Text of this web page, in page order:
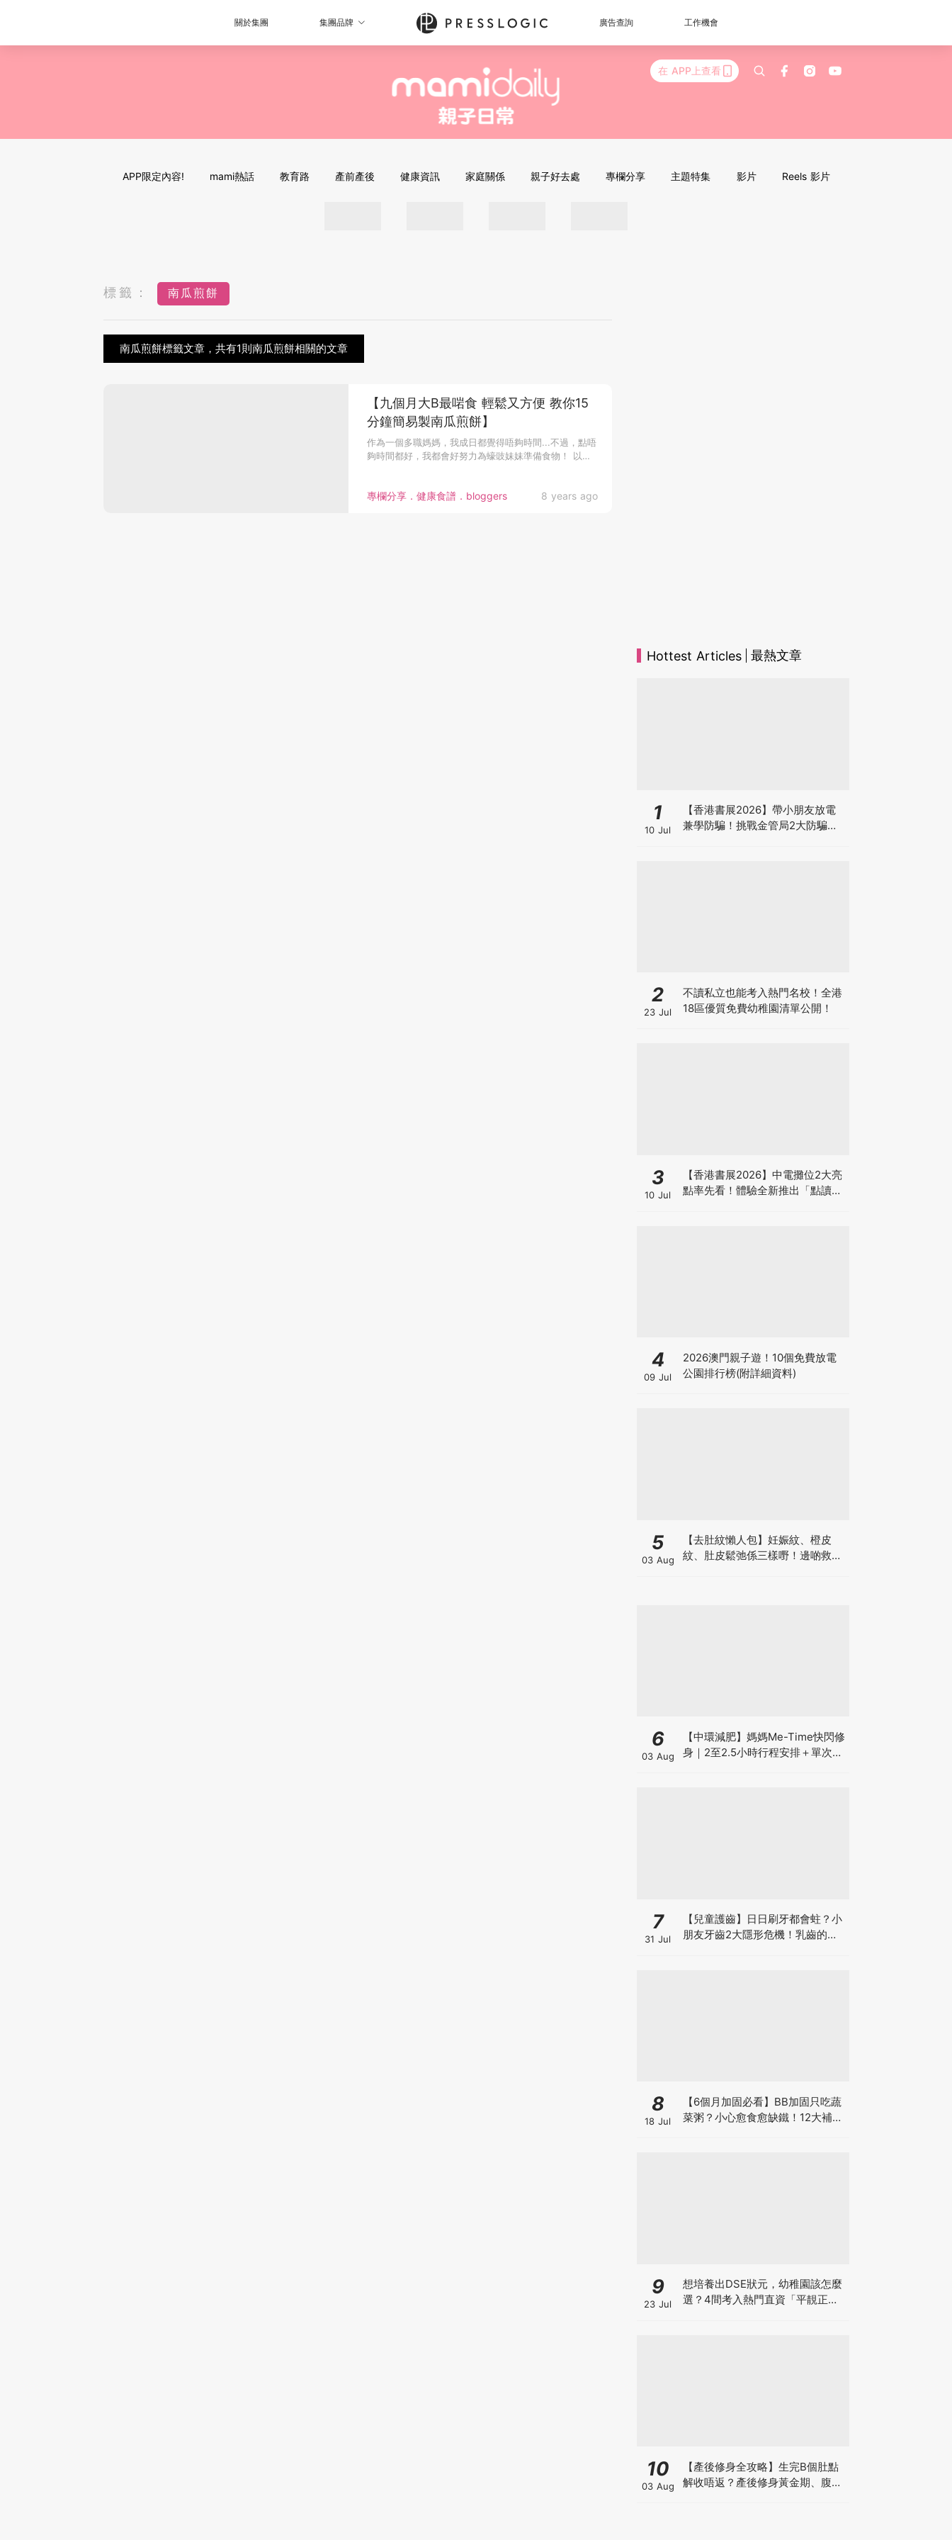
關於集團 集團品牌 廣告查詢 工作機會
在 APP上查看
APP限定內容! mami熱話 教育路 產前產後 健康資訊 家庭關係 親子好去處 專欄分享 主題特集 影片 Reels 影片
標籤： 南瓜煎餅
南瓜煎餅標籤文章，共有1則南瓜煎餅相關的文章
專欄分享．健康食譜．bloggers 8 years ago
【九個月大B最啱食 輕鬆又方便 教你15
分鐘簡易製南瓜煎餅】
作為一個多職媽媽，我成日都覺得唔夠時間...不過，點唔
夠時間都好，我都會好努力為蠔豉妹妹準備食物！ 以前
Hottest Articles 最熱文章
1
10 Jul
【香港書展2026】帶小朋友放電
兼學防騙！挑戰金管局2大防騙遊
2
23 Jul
不讀私立也能考入熱門名校！全港
18區優質免費幼稚園清單公開！
3
10 Jul
【香港書展2026】中電攤位2大亮
點率先看！體驗全新推出「點讀故
4
09 Jul
2026澳門親子遊！10個免費放電
公園排行榜(附詳細資料)
5
03 Aug
【去肚紋懶人包】妊娠紋、橙皮
紋、肚皮鬆弛係三樣嘢！邊啲救得
6
03 Aug
【中環減肥】媽媽Me-Time快閃修
身｜2至2.5小時行程安排＋單次收
7
31 Jul
【兒童護齒】日日刷牙都會蛀？小
朋友牙齒2大隱形危機！乳齒的琺
8
18 Jul
【6個月加固必看】BB加固只吃蔬
菜粥？小心愈食愈缺鐵！12大補鐵
9
23 Jul
想培養出DSE狀元，幼稚園該怎麼
選？4間考入熱門直資「平靚正」
10
03 Aug
【產後修身全攻略】生完B個肚點
解收唔返？產後修身黃金期、腹直